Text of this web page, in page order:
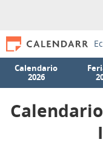
Calendario
2026